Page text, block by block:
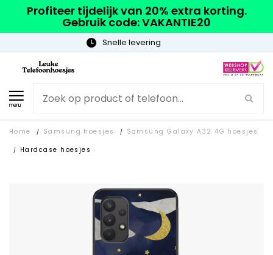
Profiteer tijdelijk van 20% extra korting.
Gebruik code: VAKANTIE20
Gratis verzending
menu
Home / Samsung hoesjes / Samsung Galaxy A32 4G hoesjes
/ Hardcase hoesjes